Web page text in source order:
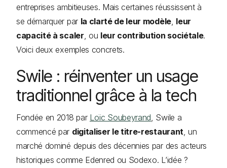
entreprises ambitieuses. Mais certaines réussissent à
se démarquer par la clarté de leur modèle, leur
capacité à scaler , ou leur contribution sociétale.
Voici deux exemples concrets.
Swile : réinventer un usage
traditionnel grâce à la tech
Fondée en 2018 par Loïc Soubeyrand , Swile a
commencé par digitaliser le titre-restaurant , un
marché dominé depuis des décennies par des acteurs
historiques comme Edenred ou Sodexo. L’idée ?